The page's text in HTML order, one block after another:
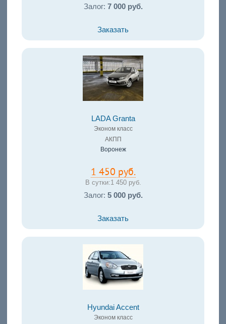
Залог: 7 000 руб.
Заказать
LADA Granta
Эконом класс
АКПП
Воронеж
1 450 руб.
В сутки:1 450 руб.
Залог: 5 000 руб.
Заказать
Hyundai Accent
Эконом класс